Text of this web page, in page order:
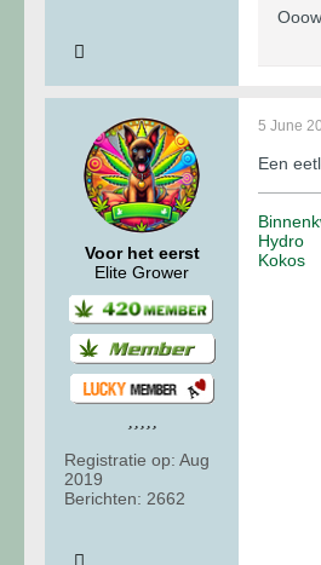
Voor het eerst
Elite Grower
Registratie op: Aug
2019
Berichten: 2662
5 June
Een
Hydro
Kokos